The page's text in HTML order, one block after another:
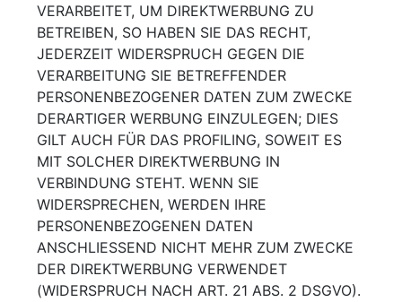
VERARBEITET, UM DIREKTWERBUNG ZU
BETREIBEN, SO HABEN SIE DAS RECHT,
JEDERZEIT WIDERSPRUCH GEGEN DIE
VERARBEITUNG SIE BETREFFENDER
PERSONENBEZOGENER DATEN ZUM ZWECKE
DERARTIGER WERBUNG EINZULEGEN; DIES
GILT AUCH FÜR DAS PROFILING, SOWEIT ES
MIT SOLCHER DIREKTWERBUNG IN
VERBINDUNG STEHT. WENN SIE
WIDERSPRECHEN, WERDEN IHRE
PERSONENBEZOGENEN DATEN
ANSCHLIESSEND NICHT MEHR ZUM ZWECKE
DER DIREKTWERBUNG VERWENDET
(WIDERSPRUCH NACH ART. 21 ABS. 2 DSGVO).